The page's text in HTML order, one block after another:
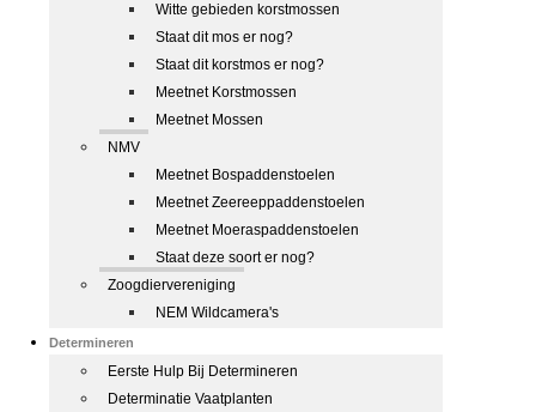
Witte gebieden korstmossen
Staat dit mos er nog?
Staat dit korstmos er nog?
Meetnet Korstmossen
Meetnet Mossen
NMV
Meetnet Bospaddenstoelen
Meetnet Zeereeppaddenstoelen
Meetnet Moeraspaddenstoelen
Staat deze soort er nog?
Zoogdiervereniging
NEM Wildcamera's
Determineren
Eerste Hulp Bij Determineren
Determinatie Vaatplanten